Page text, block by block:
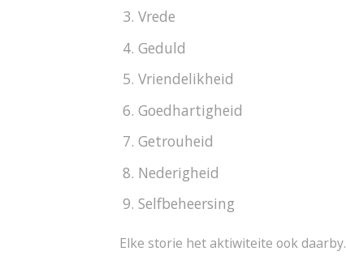
Vrede
Geduld
Vriendelikheid
Goedhartigheid
Getrouheid
Nederigheid
Selfbeheersing
Elke storie het aktiwiteite ook daarby.